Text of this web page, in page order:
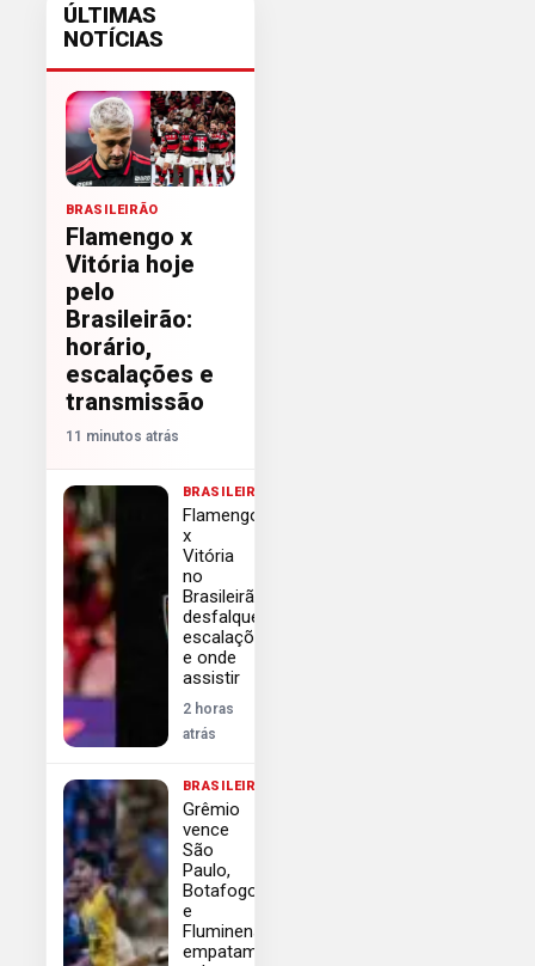
ÚLTIMAS
NOTÍCIAS
BRASILEIRÃO
Flamengo x
Vitória hoje
pelo
Brasileirão:
horário,
escalações e
transmissão
11 minutos atrás
BRASILEIRÃO
Flamengo
x
Vitória
no
Brasileirão:
desfalques,
escalações
e onde
assistir
2 horas
atrás
BRASILEIRÃO
Grêmio
vence
São
Paulo,
Botafogo
e
Fluminense
empatam